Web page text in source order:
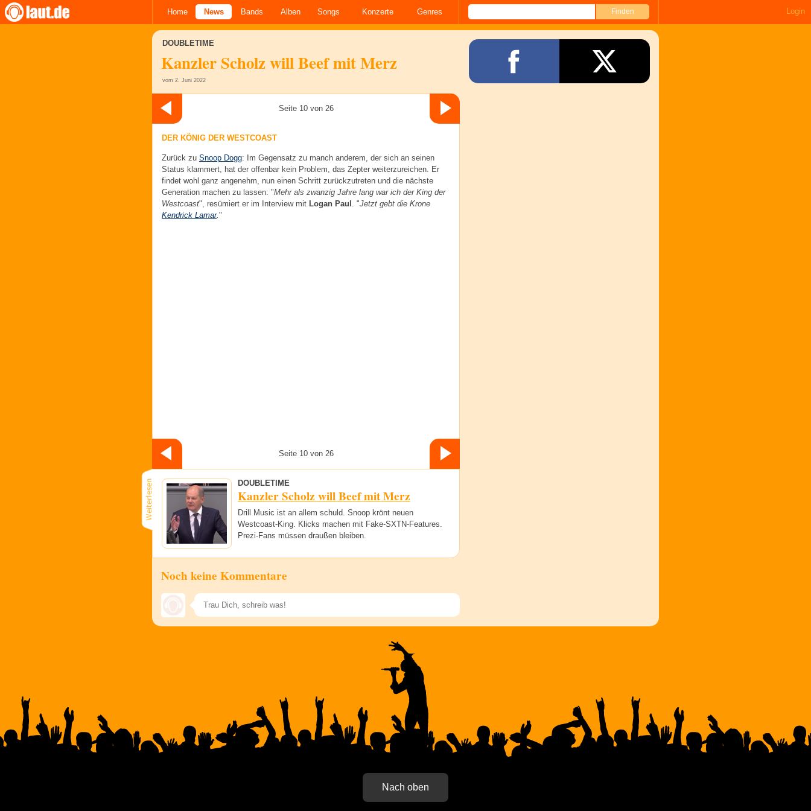
Home News Bands Alben Songs Konzerte Genres Login
DOUBLETIME
Kanzler Scholz will Beef mit Merz
vom 2. Juni 2022
Seite 10 von 26
DER KÖNIG DER WESTCOAST
Zurück zu Snoop Dogg: Im Gegensatz zu manch anderem, der sich an seinen
Status klammert, hat der offenbar kein Problem, das Zepter weiterzureichen. Er
findet wohl ganz angenehm, nun einen Schritt zurückzutreten und die nächste
Generation machen zu lassen: "Mehr als zwanzig Jahre lang war ich der King der
Westcoast", resümiert er im Interview mit Logan Paul . "Jetzt gebt die Krone
Kendrick Lamar."
Seite 10 von 26
DOUBLETIME
Kanzler Scholz will Beef mit Merz
Drill Music ist an allem schuld. Snoop krönt neuen
Westcoast-King. Klicks machen mit Fake-SXTN-Features.
Prezi-Fans müssen draußen bleiben.
Noch keine Kommentare
Speichern
Nach oben